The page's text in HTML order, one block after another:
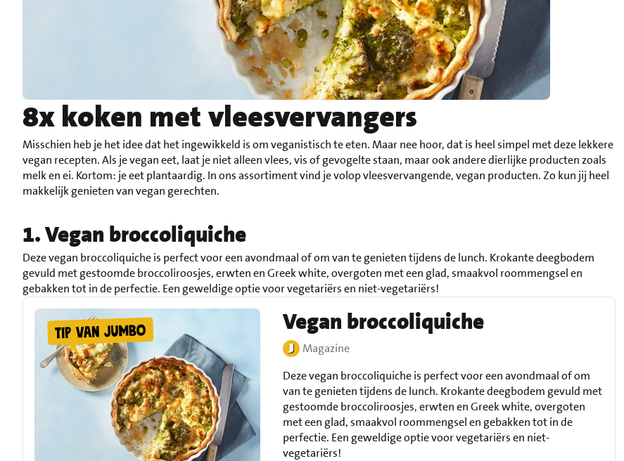
8x koken met vleesvervangers
Misschien heb je het idee dat het ingewikkeld is om veganistisch te eten. Maar nee hoor, dat is heel simpel met deze lekkere
vegan recepten. Als je vegan eet, laat je niet alleen vlees, vis of gevogelte staan, maar ook andere dierlijke producten zoals
melk en ei. Kortom: je eet plantaardig. In ons assortiment vind je volop vleesvervangende, vegan producten. Zo kun jij heel
makkelijk genieten van vegan gerechten.
1. Vegan broccoliquiche
Deze vegan broccoliquiche is perfect voor een avondmaal of om van te genieten tijdens de lunch. Krokante deegbodem
gevuld met gestoomde broccoliroosjes, erwten en Greek white, overgoten met een glad, smaakvol roommengsel en
gebakken tot in de perfectie. Een geweldige optie voor vegetariërs en niet-vegetariërs!
Vegan broccoliquiche
Magazine
Deze vegan broccoliquiche is perfect voor een avondmaal of om
van te genieten tijdens de lunch. Krokante deegbodem gevuld met
gestoomde broccoliroosjes, erwten en Greek white, overgoten
met een glad, smaakvol roommengsel en gebakken tot in de
perfectie. Een geweldige optie voor vegetariërs en niet-
vegetariërs!